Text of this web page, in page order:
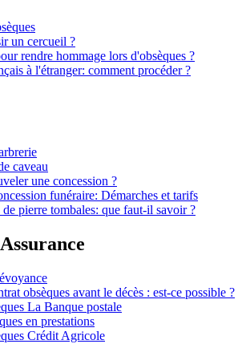
un cercueil ?
rendre hommage lors d'obsèques ?
à l'étranger: comment procéder ?
caveau
une concession ?
funéraire: Démarches et tarifs
pierre tombales: que faut-il savoir ?
obsèques avant le décès : est-ce possible ?
La Banque postale
en prestations
Crédit Agricole